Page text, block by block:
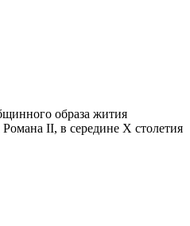
образа жития
II, в середине X столетия